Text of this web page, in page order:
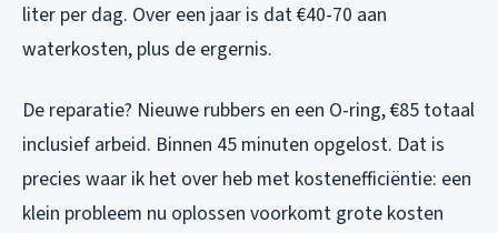
liter per dag. Over een jaar is dat €40-70 aan
waterkosten, plus de ergernis.
De reparatie? Nieuwe rubbers en een O-ring, €85 totaal
inclusief arbeid. Binnen 45 minuten opgelost. Dat is
precies waar ik het over heb met kostenefficiëntie: een
klein probleem nu oplossen voorkomt grote kosten